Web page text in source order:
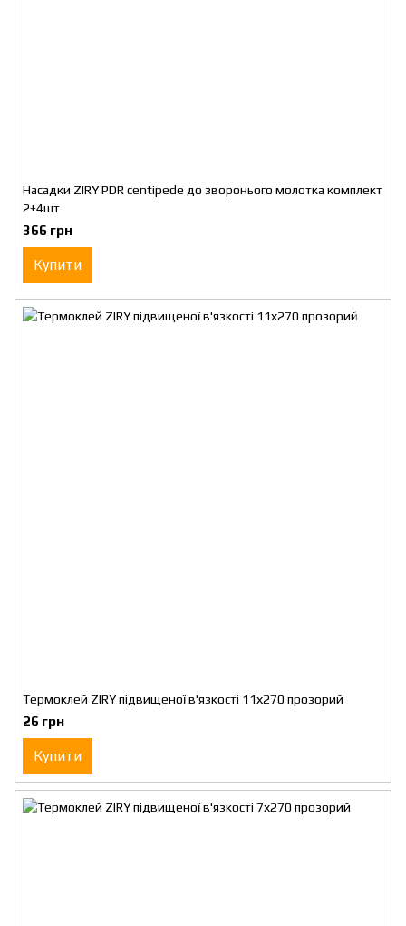
Насадки ZIRY PDR centipede до зворонього молотка комплект
2+4шт
366 грн
Купити
Термоклей ZIRY підвищеної в'язкості 11х270 прозорий
26 грн
Купити